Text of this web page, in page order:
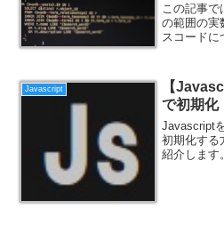
この記事で
の範囲の実
スコードに
Javascript
【
で初期化
Javascript
初期化する
紹介します。